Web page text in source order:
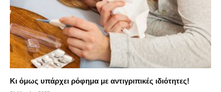
Κι όμως υπάρχει ρόφημα με αντιγριπικές ιδιότητες!